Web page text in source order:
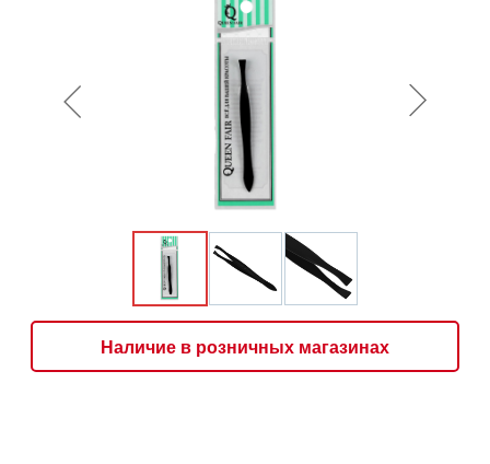
Наличие в розничных магазинах